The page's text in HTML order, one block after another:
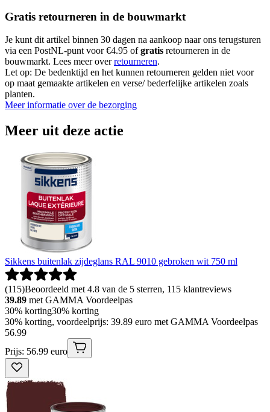
Gratis retourneren in de bouwmarkt
Je kunt dit artikel binnen 30 dagen na aankoop naar ons terugsturen
via een PostNL-punt voor €4.95 ofgratis retourneren in de
bouwmarkt. Lees meer overretourneren.
Let op: De bedenktijd en het kunnen retourneren gelden niet voor
op maat gemaakte artikelen en verse/ bederfelijke artikelen zoals
planten.
Meer informatie over de bezorging
Meer uit deze actie
Sikkens buitenlak zijdeglans RAL 9010 gebroken wit 750 ml
(115)Beoordeeld met 4.8 van de 5 sterren, 115 klantreviews
39.89 met GAMMA Voordeelpas
30% korting30% korting
30% korting, voordeelprijs: 39.89 euro met GAMMA Voordeelpas
56.99
Prijs: 56.99 euro